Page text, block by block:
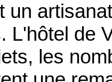
un
L'hôtel de
les